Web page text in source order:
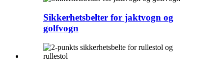
Sikkerhetsbelter for jaktvogn og
golfvogn